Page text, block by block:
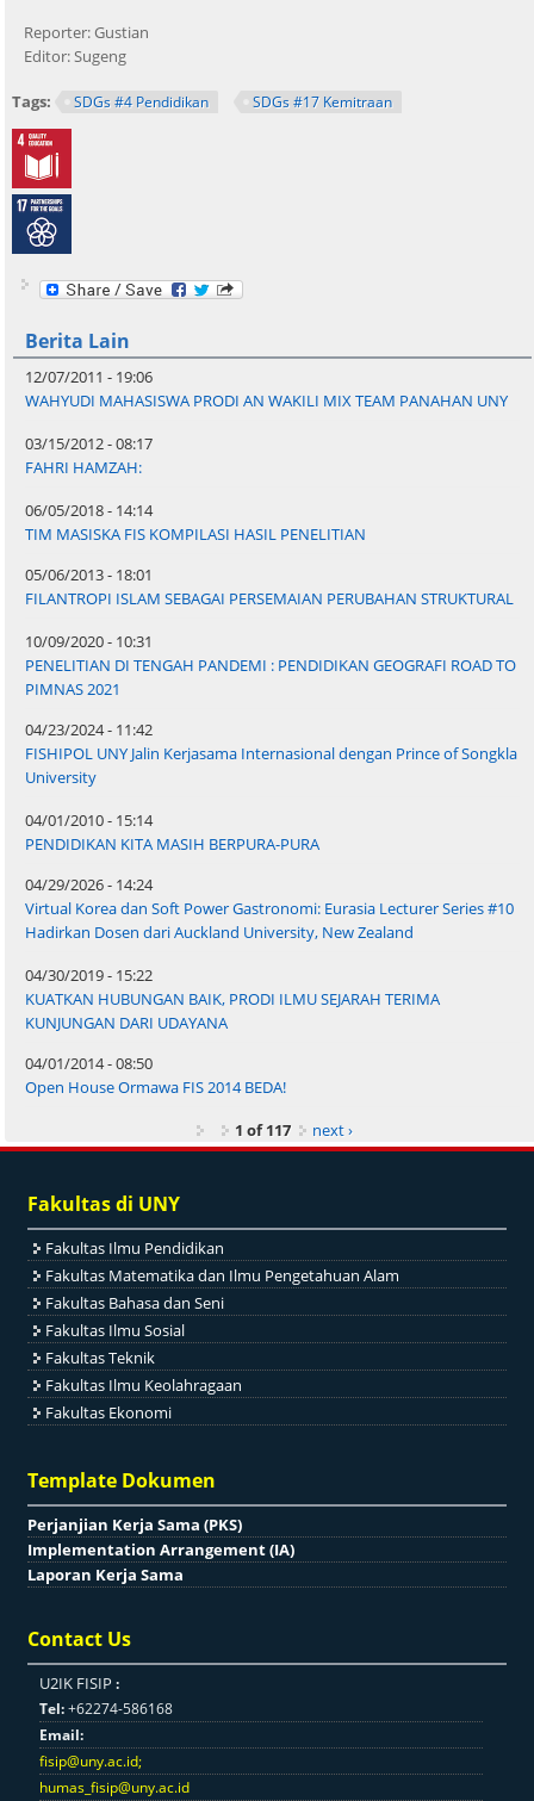
Reporter: Gustian
Editor: Sugeng
Tags: SDGs #4 Pendidikan SDGs #17 Kemitraan
Berita Lain
12/07/2011 - 19:06
WAHYUDI MAHASISWA PRODI AN WAKILI MIX TEAM PANAHAN UNY
03/15/2012 - 08:17
FAHRI HAMZAH:
06/05/2018 - 14:14
TIM MASISKA FIS KOMPILASI HASIL PENELITIAN
05/06/2013 - 18:01
FILANTROPI ISLAM SEBAGAI PERSEMAIAN PERUBAHAN STRUKTURAL
10/09/2020 - 10:31
PENELITIAN DI TENGAH PANDEMI : PENDIDIKAN GEOGRAFI ROAD TO
PIMNAS 2021
04/23/2024 - 11:42
FISHIPOL UNY Jalin Kerjasama Internasional dengan Prince of Songkla
University
04/01/2010 - 15:14
PENDIDIKAN KITA MASIH BERPURA-PURA
04/29/2026 - 14:24
Virtual Korea dan Soft Power Gastronomi: Eurasia Lecturer Series #10
Hadirkan Dosen dari Auckland University, New Zealand
04/30/2019 - 15:22
KUATKAN HUBUNGAN BAIK, PRODI ILMU SEJARAH TERIMA
KUNJUNGAN DARI UDAYANA
04/01/2014 - 08:50
Open House Ormawa FIS 2014 BEDA!
1 of 117
next ›
Fakultas di UNY
Fakultas Ilmu Pendidikan
Fakultas Matematika dan Ilmu Pengetahuan Alam
Fakultas Bahasa dan Seni
Fakultas Ilmu Sosial
Fakultas Teknik
Fakultas Ilmu Keolahragaan
Fakultas Ekonomi
Template Dokumen
Perjanjian Kerja Sama (PKS)
Implementation Arrangement (IA)
Laporan Kerja Sama
Contact Us
U2IK FISIP :
Tel:+62274-586168
Email:
fisip@uny.ac.id;
humas_fisip@uny.ac.id